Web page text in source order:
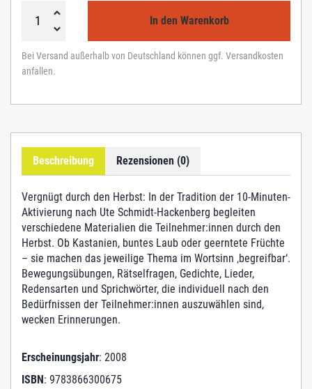
r
b
t
e
r
n
ü
g
e
n
M
e
n
g
e
In den Warenkorb
Bei Versand außerhalb von Deutschland können ggf. Versandkosten
anfallen.
Beschreibung Rezensionen (0)
Vergnügt durch den Herbst: In der Tradition der 10-Minuten-
Aktivierung nach Ute Schmidt-Hackenberg begleiten
verschiedene Materialien die Teilnehmer:innen durch den
Herbst. Ob Kastanien, buntes Laub oder geerntete Früchte
– sie machen das jeweilige Thema im Wortsinn ‚begreifbar‘.
Bewegungsübungen, Rätselfragen, Gedichte, Lieder,
Redensarten und Sprichwörter, die individuell nach den
Bedürfnissen der Teilnehmer:innen auszuwählen sind,
wecken Erinnerungen.
Erscheinungsjahr: 2008
ISBN: 9783866300675